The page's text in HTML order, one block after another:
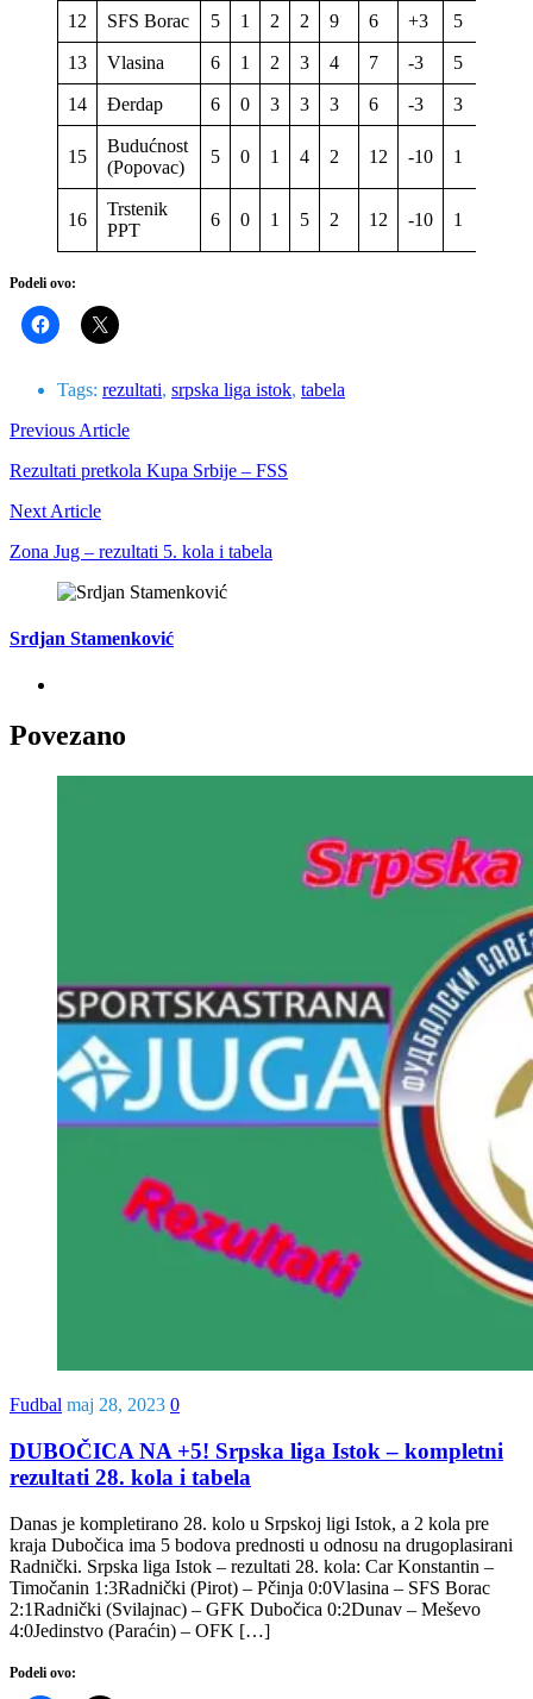
12 SFS Borac 5 1 2 2 9 6 +3 5
13 Vlasina 6 1 2 3 4 7 -3 5
14 Đerdap 6 0 3 3 3 6 -3 3
15
Budućnost
(Popovac)
5 0 1 4 2 12 -10 1
16
Trstenik
PPT
6 0 1 5 2 12 -10 1
Podeli ovo:
Tags: rezultati, srpska liga istok, tabela
Previous Article
Rezultati pretkola Kupa Srbije – FSS
Next Article
Zona Jug – rezultati 5. kola i tabela
Srdjan Stamenković
Povezano
Fudbal maj 28, 2023 0
DUBOČICA NA +5! Srpska liga Istok – kompletni
rezultati 28. kola i tabela
Danas je kompletirano 28. kolo u Srpskoj ligi Istok, a 2 kola pre
kraja Dubočica ima 5 bodova prednosti u odnosu na drugoplasirani
Radnički. Srpska liga Istok – rezultati 28. kola: Car Konstantin –
Timočanin 1:3Radnički (Pirot) – Pčinja 0:0Vlasina – SFS Borac
2:1Radnički (Svilajnac) – GFK Dubočica 0:2Dunav – Meševo
4:0Jedinstvo (Paraćin) – OFK […]
Podeli ovo: